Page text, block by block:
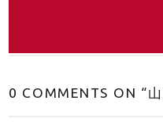
0 COMMENTS ON “